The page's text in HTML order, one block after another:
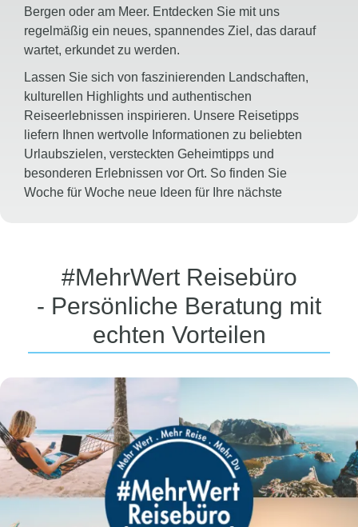
Bergen oder am Meer. Entdecken Sie mit uns
regelmäßig ein neues, spannendes Ziel, das darauf
wartet, erkundet zu werden.
Lassen Sie sich von faszinierenden Landschaften,
kulturellen Highlights und authentischen
Reiseerlebnissen inspirieren. Unsere Reisetipps
liefern Ihnen wertvolle Informationen zu beliebten
Urlaubszielen, versteckten Geheimtipps und
besonderen Erlebnissen vor Ort. So finden Sie
Woche für Woche neue Ideen für Ihre nächste
Zum Reisetipp der Woche
#MehrWert Reisebüro
- Persönliche Beratung mit
echten Vorteilen